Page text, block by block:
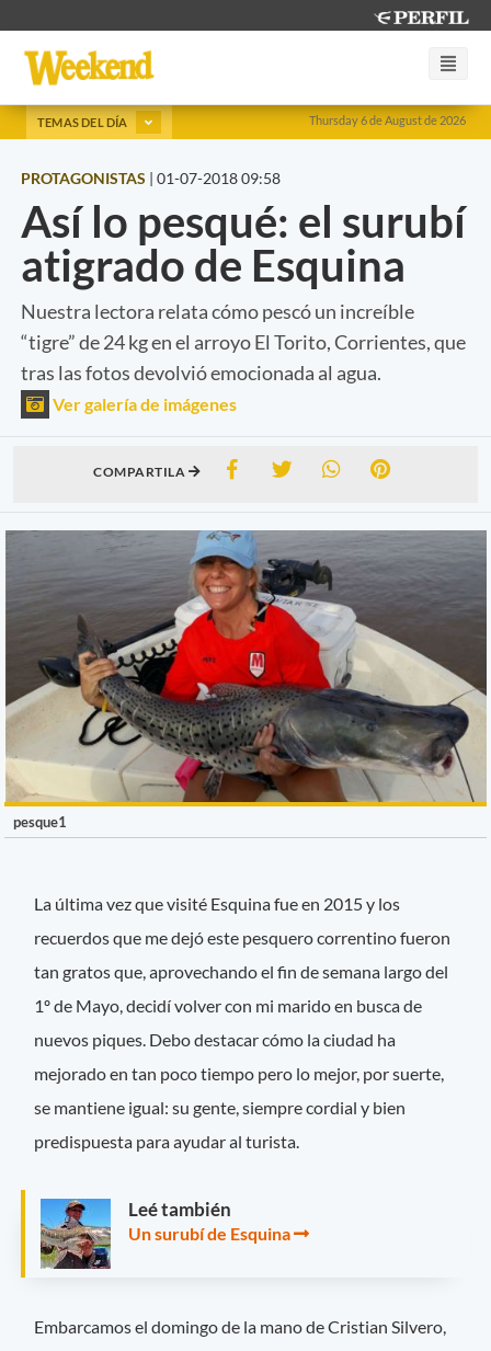
Thursday 6 de August de 2026
TEMAS DEL DÍA
PROTAGONISTAS | 01-07-2018 09:58
Así lo pesqué: el surubí
atigrado de Esquina
Nuestra lectora relata cómo pescó un increíble
“tigre” de 24 kg en el arroyo El Torito, Corrientes, que
tras las fotos devolvió emocionada al agua.
Ver galería de imágenes
COMPARTILA
pesque1
La última vez que visité Esquina fue en 2015 y los
recuerdos que me dejó este pesquero correntino fueron
tan gratos que, aprovechando el fin de semana largo del
1º de Mayo, decidí volver con mi marido en busca de
nuevos piques. Debo destacar cómo la ciudad ha
mejorado en tan poco tiempo pero lo mejor, por suerte,
se mantiene igual: su gente, siempre cordial y bien
predispuesta para ayudar al turista.
Leé también
Un surubí de Esquina
Embarcamos el domingo de la mano de Cristian Silvero,